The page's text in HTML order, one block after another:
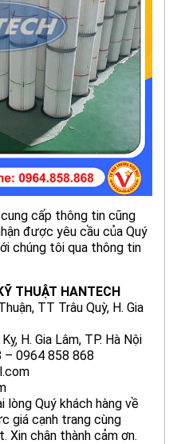
cấp thông tin cũng
được yêu cầu của Quý
chúng tôi qua thông tin
THUẬT HANTECH
TT Trâu Quỳ, H. Gia
H. Gia Lâm, TP. Hà Nội
– 0964 858 868
lòng Quý khách hàng về
giá cạnh trang cùng
Xin chân thành cảm ơn.